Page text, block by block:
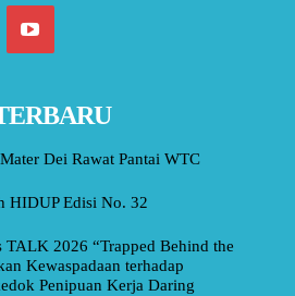
Dei Rawat Pantai WTC
HIDUP Edisi No. 32
2026 “Trapped Behind the
Kewaspadaan terhadap
Penipuan Kerja Daring